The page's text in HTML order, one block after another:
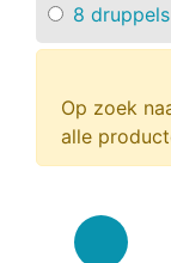
8 druppels
Op zoek
alle